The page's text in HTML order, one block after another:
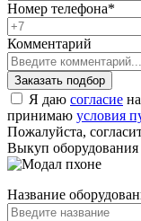
Номер телефона*
Комментарий
Я даю согласие
принимаю условия
Пожалуйста,
Выкуп оборудования
Название